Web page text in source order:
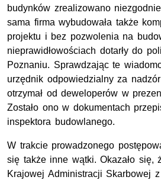
budynków zrealizowano
sama firma wybudowała także
projektu i bez pozwolenia na
nieprawidłowościach dotarły do
Poznaniu. Sprawdzając te
urzędnik odpowiedzialny za
otrzymał od deweloperów w
Zostało ono w dokumentach
inspektora budowlanego.
W trakcie prowadzonego
się także inne wątki. Okazało się,
Krajowej Administracji Skarbowej